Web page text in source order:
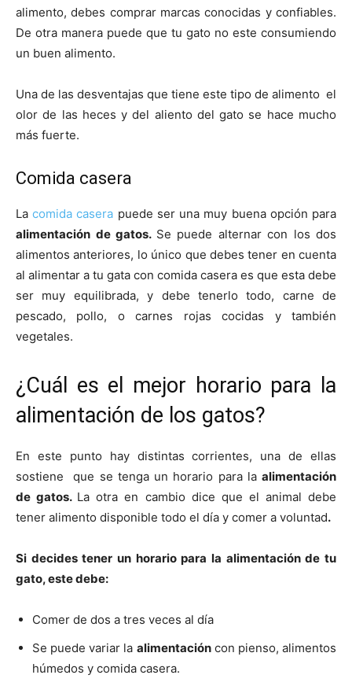
alimento, debes comprar marcas conocidas y confiables.
De otra manera puede que tu gato no este consumiendo
un buen alimento.
Una de las desventajas que tiene este tipo de alimento el
olor de las heces y del aliento del gato se hace mucho
más fuerte.
Comida casera
Lacomida casera puede ser una muy buena opción para
alimentación de gatos. Se puede alternar con los dos
alimentos anteriores, lo único que debes tener en cuenta
al alimentar a tu gata con comida casera es que esta debe
ser muy equilibrada, y debe tenerlo todo, carne de
pescado, pollo, o carnes rojas cocidas y también
vegetales.
¿Cuál es el mejor horario para la
alimentación de los gatos?
En este punto hay distintas corrientes, una de ellas
sostiene que se tenga un horario para la alimentación
de gatos. La otra en cambio dice que el animal debe
tener alimento disponible todo el día y comer a voluntad.
Si decides tener un horario para la alimentación de tu
gato, este debe:
Comer de dos a tres veces al día
Se puede variar la alimentacióncon pienso, alimentos
húmedos y comida casera.